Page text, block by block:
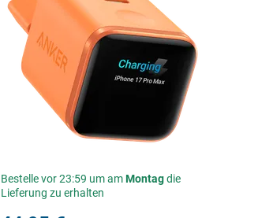
Bestelle vor 23:59 um amMontagdie
Lieferung zu erhalten